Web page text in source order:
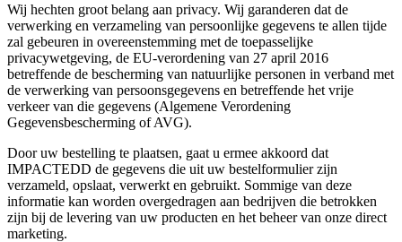
Wij hechten groot belang aan privacy. Wij garanderen dat de
verwerking en verzameling van persoonlijke gegevens te allen tijde
zal gebeuren in overeenstemming met de toepasselijke
privacywetgeving, de EU-verordening van 27 april 2016
betreffende de bescherming van natuurlijke personen in verband met
de verwerking van persoonsgegevens en betreffende het vrije
verkeer van die gegevens (Algemene Verordening
Gegevensbescherming of AVG).
Door uw bestelling te plaatsen, gaat u ermee akkoord dat
IMPACTEDD de gegevens die uit uw bestelformulier zijn
verzameld, opslaat, verwerkt en gebruikt. Sommige van deze
informatie kan worden overgedragen aan bedrijven die betrokken
zijn bij de levering van uw producten en het beheer van onze direct
marketing.